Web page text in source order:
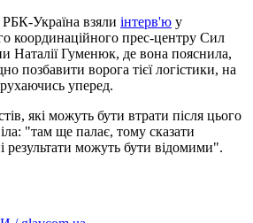
Україна взяли інтерв'ю у
координаційного прес-центру Сил
Наталії Гуменюк, де вона пояснила,
позбавити ворога тієї логістики, на
уперед.
які можуть бути втрати після цього
"там ще палає, тому сказати
результати можуть бути відомими".